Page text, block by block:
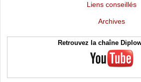
Liens conseillés
Archives
Retrouvez la chaîne